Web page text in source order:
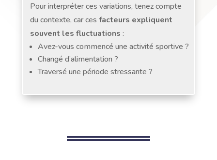
Pour interpréter ces variations, tenez compte
du contexte, car ces facteurs expliquent
souvent les fluctuations :
Avez-vous commencé une activité sportive ?
Changé d’alimentation ?
Traversé une période stressante ?